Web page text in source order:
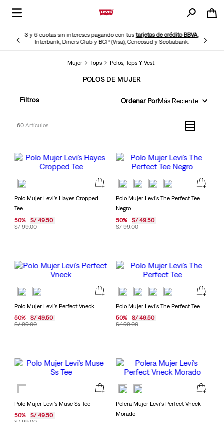
3 y 6 cuotas sin intereses pagando con tustarjetas de crédito BBVA,
Interbank, Diners Club y BCP (Visa), Cencosud y Scotiabank.
Mujer Tops Polos, Tops Y Vest
POLOS DE MUJER
Filtros Ordenar PorMás Reciente
60
Polo Mujer Levi's Hayes Cropped
Tee
S/ 99.00
50% S/ 49.50
Polo Mujer Levi's The Perfect Tee
Negro
S/ 99.00
50% S/ 49.50
Polo Mujer Levi's Perfect Vneck
S/ 99.00
50% S/ 49.50
Polo Mujer Levi's The Perfect Tee
S/ 99.00
50% S/ 49.50
Polo Mujer Levi's Muse Ss Tee
50% S/ 49.50
Polera Mujer Levi's Perfect Vneck
Morado